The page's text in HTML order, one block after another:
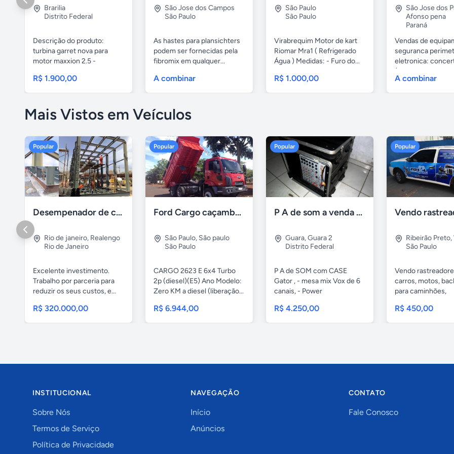
Brarilia
Distrito Federal
Descrição do produto:
turbina garret nova para
motor maxxion 2.5 -
R$ 1.900,00
São Jose dos Campos
São Paulo
As hastes para plansichters
podem ser fornecidas pela
fibromix em qualquer...
A combinar
São Paulo
São Paulo
Virabrequim Motor de kart
Riomar Mra1 ( Refrigerado
Água ) Medidas: - Furo do...
R$ 1.000,00
São Jose dos
Afonso pena
Paraná
Vendas de
seguranca
eletronica:
(cerca...
A combinar
Mais Vistos em Veículos
Popular
Desempenador de chassi e caçambas basculantes
Rio de janeiro, Realengo
Rio de Janeiro
Excelente investimento.
Trabalho por parceria para
reduzir os seus custos, e...
R$ 320.000,00
Popular
Ford Cargo caçamba 2623 e 6x4 turbo 2p diesel 2015
São Paulo, São paulo
São Paulo
CARGO 2623 E 6x4 Turbo
2p (diesel)(E5) Ano Modelo:
Zero KM a diesel (liberação...
R$ 6.944,00
Popular
P A de som a venda - brasilia
Guara,Guara 2
Distrito Federal
P A de SOM com CASE
Gator , - mesa mix Vox de 6
canais, - Power
R$ 4.250,00
Popular
Ribeirão Preto,
São Paulo
Vendo
carros, motos,
para caminhões,
R$ 450,00
INSTITUCIONAL
Sobre Nós
Termos de Serviço
Política de Privacidade
NAVEGAÇÃO
Início
Anúncios
CONTATO
Fale Conosco